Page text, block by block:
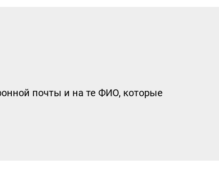
почты и на те ФИО, которые